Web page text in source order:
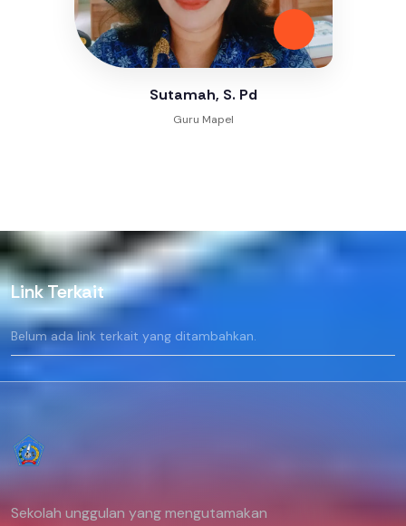
Sutamah, S. Pd
Guru Mapel
Link Terkait
Belum ada link terkait yang ditambahkan.
Sekolah unggulan yang mengutamakan